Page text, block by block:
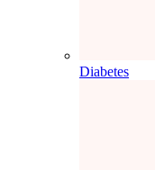
Diabetes